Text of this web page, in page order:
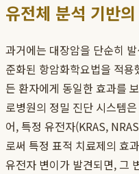
유전체 분석 기반
과거에는 대장암을 단순히
준화된 항암화학요법을 적
든 환자에게 동일한 효과를
로병원의 정밀 진단 시스템
어, 특정 유전자(KRAS,
로써 특정 표적 치료제의 효
유전자 변이가 발견되면, 그